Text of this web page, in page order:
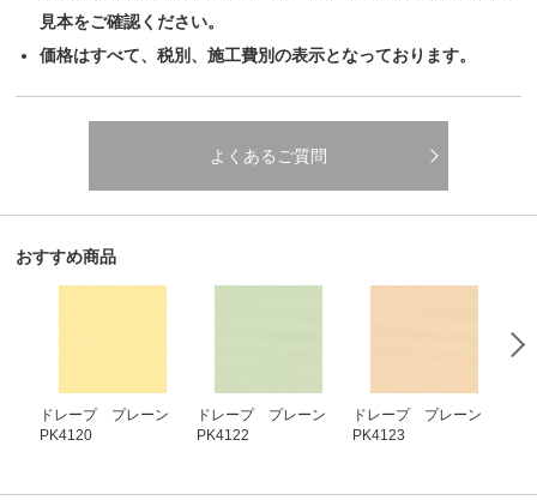
見本をご確認ください。
価格はすべて、税別、施工費別の表示となっております。
よくあるご質問
おすすめ商品
ドレープ プレーン
PK4120
ドレープ プレーン
PK4122
ドレープ プレーン
PK4123